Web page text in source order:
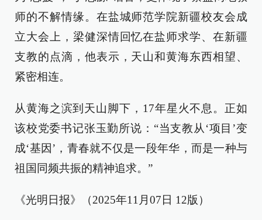
师的不解情缘。在盐城师范学院新疆校友会成
立大会上，梁健深情回忆在盐师求学、在新疆
支教的点滴，他表示，天山和黄海东西相望、
紧密相连。
从黄海之滨到天山脚下，17年星火不息。正如
该校党委书记张玉勤所说：“当支教从‘项目’变
成‘基因’，青春就不仅是一段年华，而是一种与
祖国同频共振的精神追求。”
《光明日报》（2025年11月07日 12版）